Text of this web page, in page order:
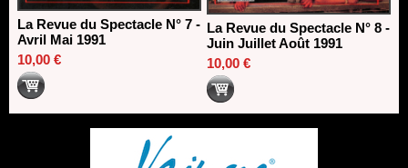
La Revue du Spectacle N° 7 -
Avril Mai 1991
10,00 €
La Revue du Spectacle N° 8 -
Juin Juillet Août 1991
10,00 €